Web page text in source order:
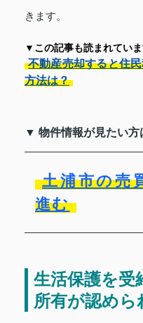
きます。
▼この記事も読まれてい
不動産売却すると住
方法は？
▼ 物件情報が見たい
土浦市の売
進む
生活保護を受
所有が認めら